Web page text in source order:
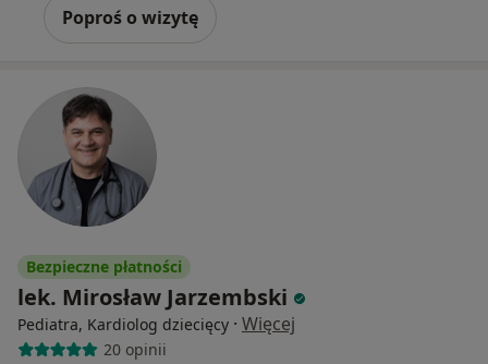
Poproś o wizytę
Bezpieczne płatności
lek. Mirosław Jarzembski
Pediatra, Kardiolog dziecięcy · Więcej
20 opinii